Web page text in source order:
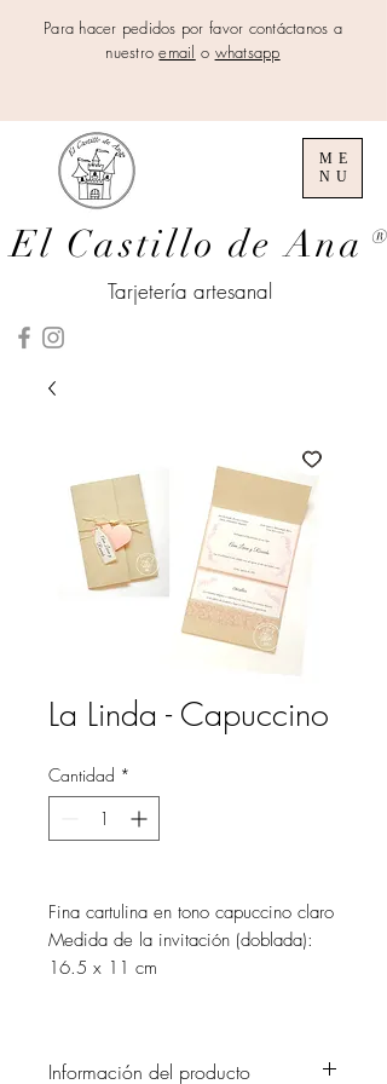
Para hacer pedidos por favor contáctanos a
nuestroemail o whatsapp
El Castillo de Ana ®
ME
NU
Tarjetería artesanal
La Linda - Capuccino
Cantidad *
Fina cartulina en tono capuccino claro
Medida de la invitación (doblada):
16.5 x 11 cm
Información del producto